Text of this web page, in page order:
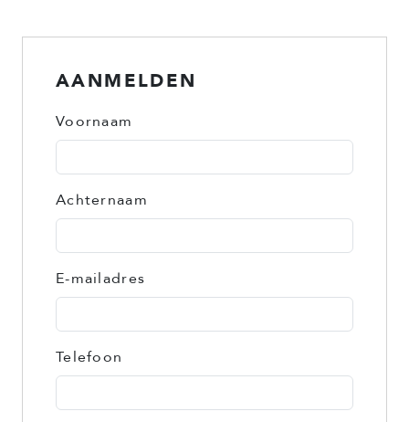
AANMELDEN
Voornaam
Achternaam
E-mailadres
Telefoon